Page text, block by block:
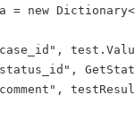
= new
{